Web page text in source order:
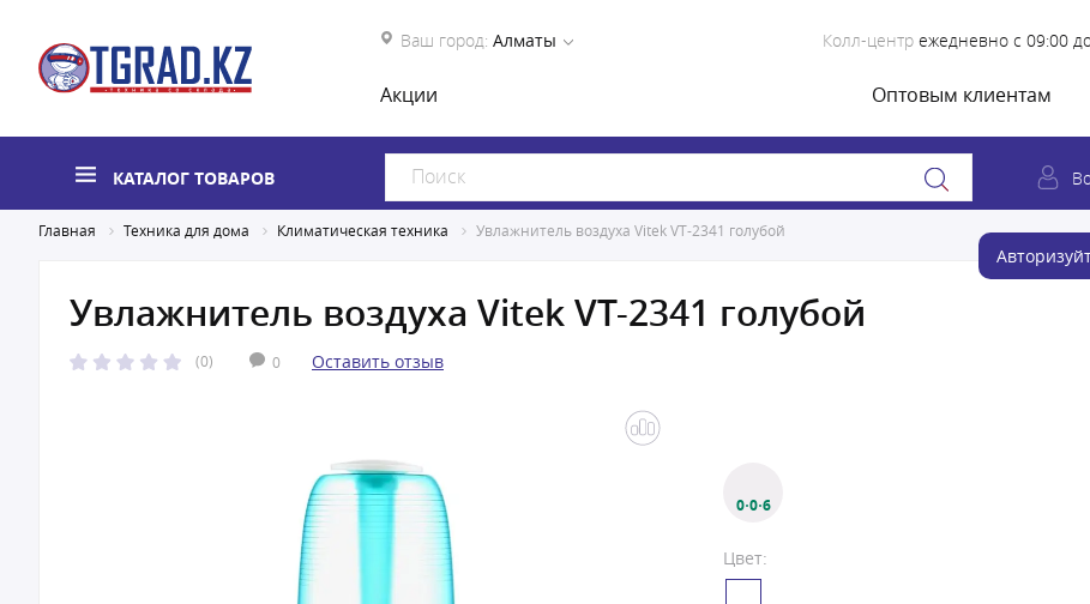
Ваш город: Алматы Колл-центр ежедневно с 09:00
Акции Оптовым клиентам
КАТАЛОГ ТОВАРОВ
Главная Техника для дома Климатическая техника Увлажнитель воздуха Vitek VT-2341 голубой
Увлажнитель воздуха Vitek VT-2341 голубой
(0) 0 Оставить отзыв
0·0·6
Цвет: